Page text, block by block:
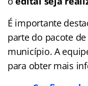
É importante
parte do pacote
município. A
para obter mais